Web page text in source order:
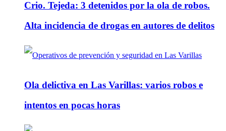
Crio. Tejeda: 3 detenidos por la ola de robos.
Alta incidencia de drogas en autores de delitos
Ola delictiva en Las Varillas: varios robos e
intentos en pocas horas